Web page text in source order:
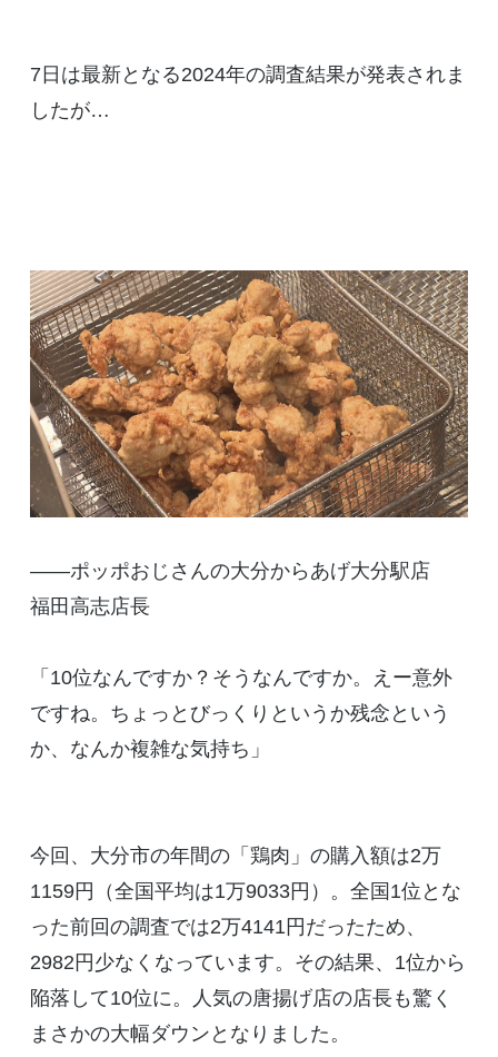
7日は最新となる2024年の調査結果が発表されま
したが…
――ポッポおじさんの大分からあげ大分駅店
福田高志店長
「10位なんですか？そうなんですか。えー意外
ですね。ちょっとびっくりというか残念という
か、なんか複雑な気持ち」
今回、大分市の年間の「鶏肉」の購入額は2万
1159円（全国平均は1万9033円）。全国1位とな
った前回の調査では2万4141円だったため、
2982円少なくなっています。その結果、1位から
陥落して10位に。人気の唐揚げ店の店長も驚く
まさかの大幅ダウンとなりました。